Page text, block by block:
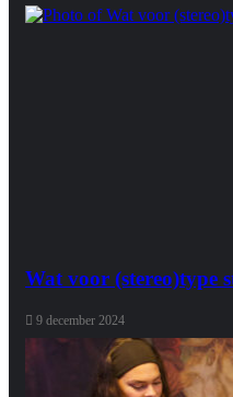
Wat voor (stereo)type
9 december 2024